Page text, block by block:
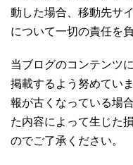
動した場合、移動先サ
について一切の責任を
当ブログのコンテンツ
掲載するよう努めてい
報が古くなっている場
た内容によって生じた
のでご了承ください。